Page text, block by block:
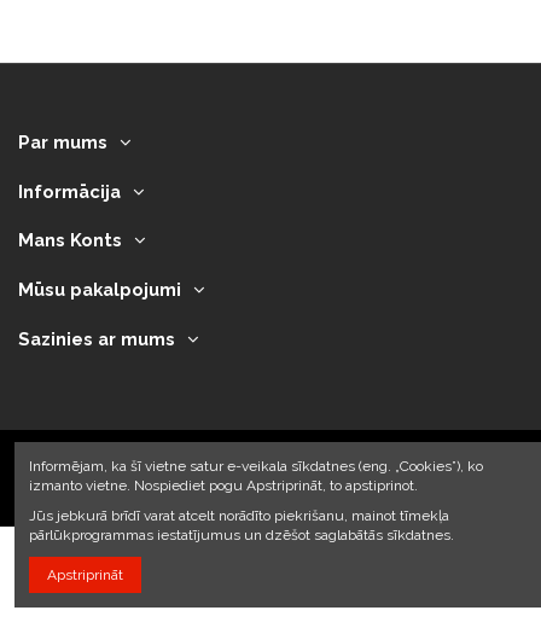
Par mums
Informācija
Mans Konts
Mūsu pakalpojumi
Sazinies ar mums
2023 © Armando Auto SIA
Informējam, ka šī vietne satur e-veikala sīkdatnes (eng. „Cookies”), ko
izmanto vietne. Nospiediet pogu Apstriprināt, to apstiprinot.
Jūs jebkurā brīdī varat atcelt norādīto piekrišanu, mainot tīmekļa
pārlūkprogrammas iestatījumus un dzēšot saglabātās sīkdatnes.
Apstriprināt